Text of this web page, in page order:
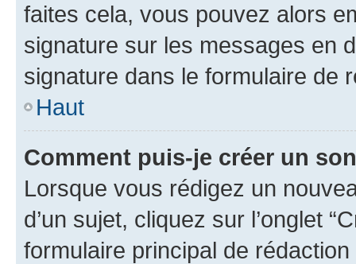
faites cela, vous pouvez alors
signature sur les messages en
signature dans le formulaire de
Haut
Comment puis-je créer un
Lorsque vous rédigez un
d’un sujet, cliquez sur l’onglet
formulaire principal de